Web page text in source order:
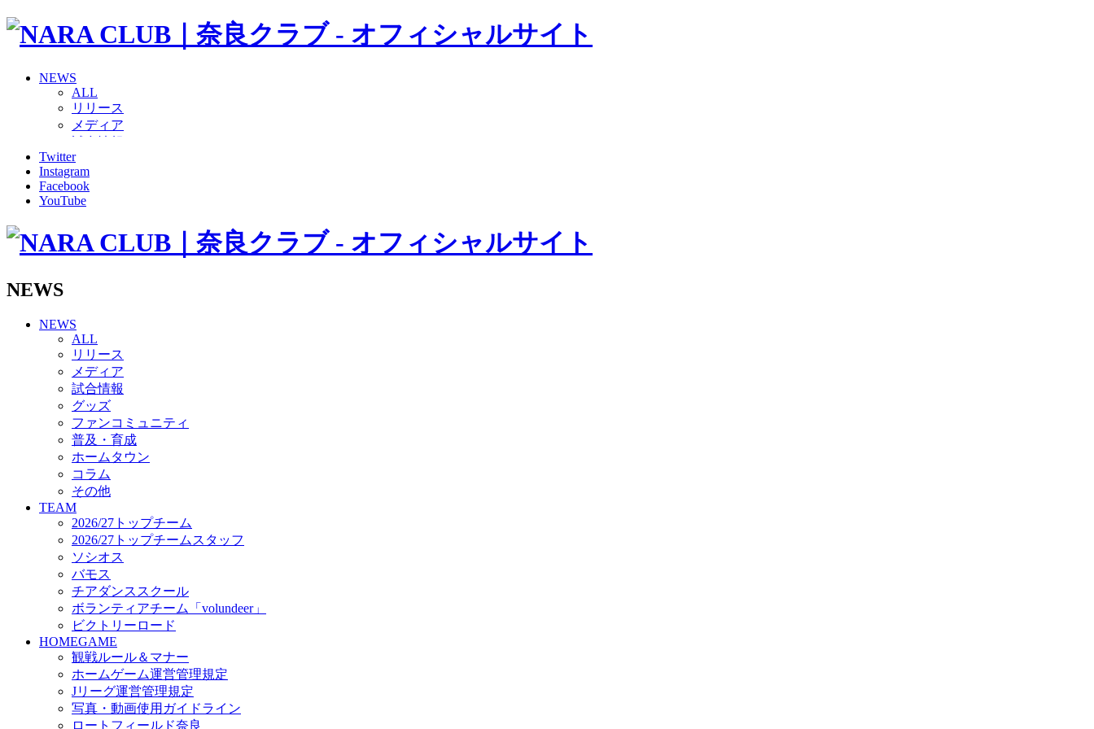
NEWS
ALL
リリース
メディア
グッズ
ファンコミュニティ
普及・育成
ホームタウン
その他
バモス
チアダンススクール
ボランティアチーム「volundeer」
ビクトリーロード
HOMEGAME
観戦ルール＆マナー
ホームゲーム運営管理規定
Jリーグ運営管理規定
写真・動画使用ガイドライン
ロートフィールド奈良
SCHEDULE
2026/27
練習見学時のファンサービスについて
TICKET
奈良クラブ明治安田J3リーグ2026/27シーズン試合観戦チケット
奈良クラブ明治安田Ｊ3リーグ 2026/27シーズン「鹿パス」
観戦ルール＆マナー
FANCOMMUNITY
2026/27ファンコミュニティ
サポートショップ
GOODS
オフィシャルストア（実店舗）
オンラインストア
ACADEMY
アカデミーについて
Twitter
Instagram
Facebook
YouTube
NEWS
NEWS
ALL
リリース
メディア
試合情報
グッズ
ファンコミュニティ
普及・育成
ホームタウン
コラム
その他
TEAM
2026/27トップチーム
2026/27トップチームスタッフ
ソシオス
バモス
チアダンススクール
ボランティアチーム「volundeer」
ビクトリーロード
HOMEGAME
観戦ルール＆マナー
ホームゲーム運営管理規定
Jリーグ運営管理規定
写真・動画使用ガイドライン
ロートフィールド奈良